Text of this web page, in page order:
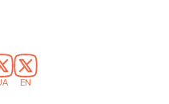
EN